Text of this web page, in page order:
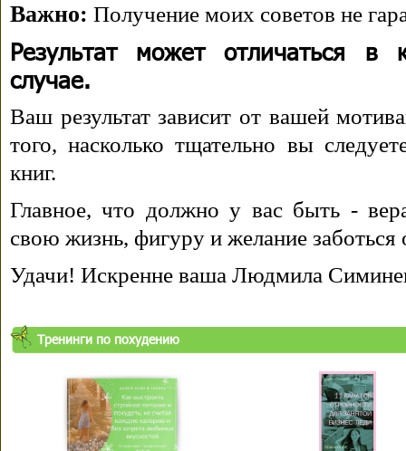
Важно: Получение моих советов не
Результат может отличаться в
случае.
Ваш результат зависит от вашей
того, насколько тщательно вы
книг.
Главное, что должно у вас быть -
свою жизнь, фигуру и желание заботься
Удачи! Искренне ваша Людмила
Тренинги по похудению